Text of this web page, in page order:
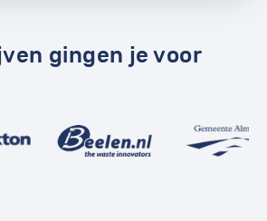
gingen je voor